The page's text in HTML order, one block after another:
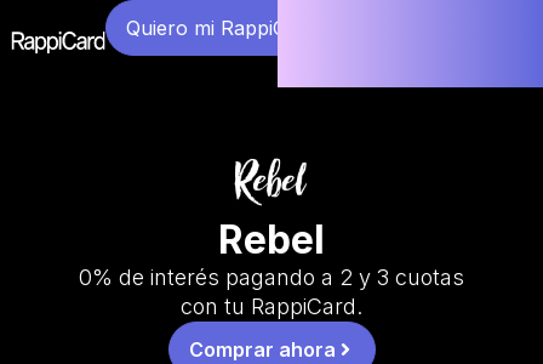
Quiero mi RappiCard
Rebel
0% de interés pagando a 2 y 3 cuotas
con tu RappiCard.
Comprar ahora